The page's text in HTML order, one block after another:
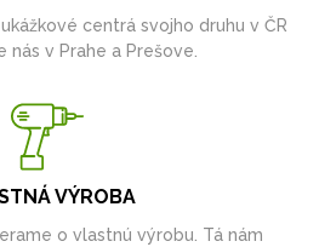
centrá svojho druhu v ČR
nás v Prahe a Prešove.
VÝROBA
o vlastnú výrobu. Tá nám